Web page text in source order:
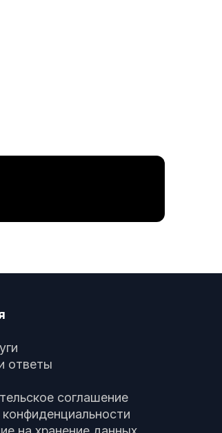
ответы
соглашение